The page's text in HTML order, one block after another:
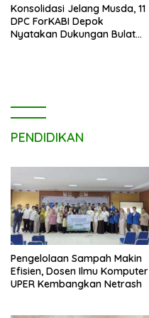
Konsolidasi Jelang Musda, 11
DPC ForKABI Depok
Nyatakan Dukungan Bulat
PENDIDIKAN
Pengelolaan Sampah Makin
Efisien, Dosen Ilmu Komputer
UPER Kembangkan Netrash